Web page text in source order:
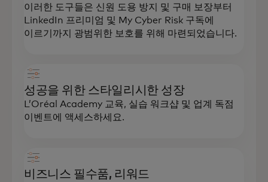
이러한 도구들은 신원 도용 방지 및 구매 보장부터
LinkedIn 프리미엄 및 My Cyber Risk 구독에
이르기까지 광범위한 보호를 위해 마련되었습니다.
성공을 위한 스타일리시한 성장
L’Oréal Academy 교육, 실습 워크샵 및 업계 독점
이벤트에 액세스하세요.
비즈니스 필수품, 리워드